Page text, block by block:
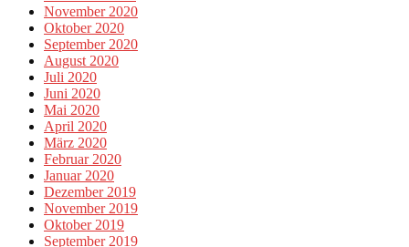
November 2020
Oktober 2020
September 2020
August 2020
Juli 2020
Juni 2020
Mai 2020
April 2020
März 2020
Februar 2020
Januar 2020
Dezember 2019
November 2019
Oktober 2019
September 2019